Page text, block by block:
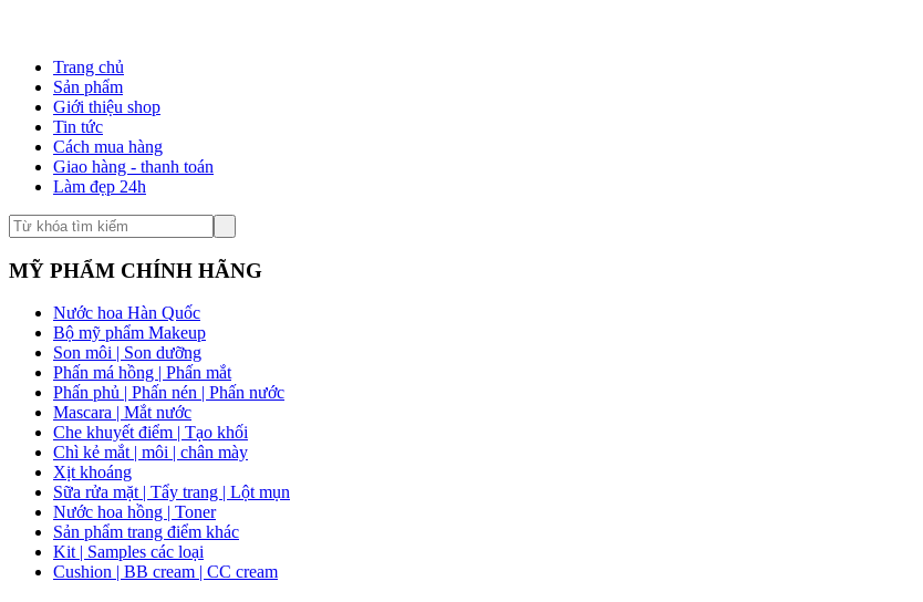
Trang chủ
Sản phẩm
Giới thiệu shop
Tin tức
Cách mua hàng
Giao hàng - thanh toán
Làm đẹp 24h
MỸ PHẨM CHÍNH HÃNG
Nước hoa Hàn Quốc
Bộ mỹ phẩm Makeup
Son môi | Son dưỡng
Phấn má hồng | Phấn mắt
Phấn phủ | Phấn nén | Phấn nước
Mascara | Mắt nước
Che khuyết điểm | Tạo khối
Chì kẻ mắt | môi | chân mày
Xịt khoáng
Sữa rửa mặt | Tẩy trang | Lột mụn
Nước hoa hồng | Toner
Sản phẩm trang điểm khác
Kit | Samples các loại
Cushion | BB cream | CC cream